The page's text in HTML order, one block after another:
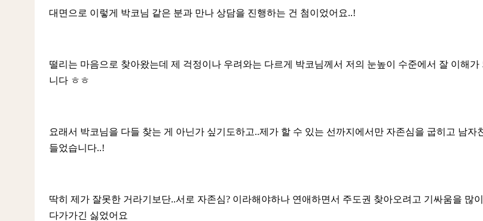
대면으로 이렇게 박코님 같은 분과 만나 상담을 진행하는 건 첨이었어요..!
떨리는 마음으로 찾아왔는데 제 걱정이나 우려와는 다르게 박코님께서 저의 눈높이 수준에서 잘 이해
니다 ㅎㅎ
요래서 박코님을 다들 찾는 게 아닌가 싶기도하고..제가 할 수 있는 선까지에서만 자존심을 굽히고 남
들었습니다..!
딱히 제가 잘못한 거라기보단..서로 자존심? 이라해야하나 연애하면서 주도권 찾아오려고 기싸움을 많
다가가긴 싫었어요